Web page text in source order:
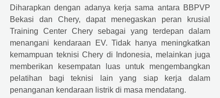
Diharapkan dengan adanya kerja sama antara BBPVP
Bekasi dan Chery, dapat menegaskan peran krusial
Training Center Chery sebagai yang terdepan dalam
menangani kendaraan EV. Tidak hanya meningkatkan
kemampuan teknisi Chery di Indonesia, melainkan juga
memberikan kesempatan luas untuk mengembangkan
pelatihan bagi teknisi lain yang siap kerja dalam
penanganan kendaraan listrik di masa mendatang.